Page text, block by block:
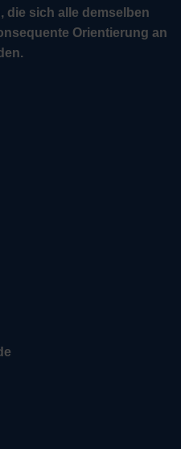
die sich alle demselben
Orientierung an